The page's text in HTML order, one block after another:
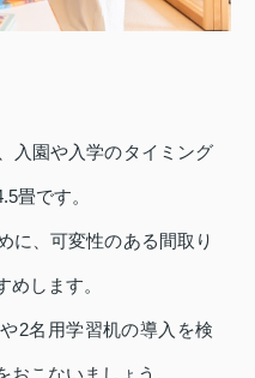
入園や入学のタイミング
畳です。
に、可変性のある間取り
します。
2名用学習机の導入を検
こないましょう。